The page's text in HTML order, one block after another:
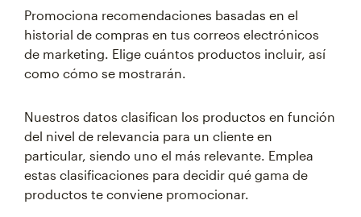
Promociona recomendaciones basadas en el
historial de compras en tus correos electrónicos
de marketing. Elige cuántos productos incluir, así
como cómo se mostrarán.
Nuestros datos clasifican los productos en función
del nivel de relevancia para un cliente en
particular, siendo uno el más relevante. Emplea
estas clasificaciones para decidir qué gama de
productos te conviene promocionar.